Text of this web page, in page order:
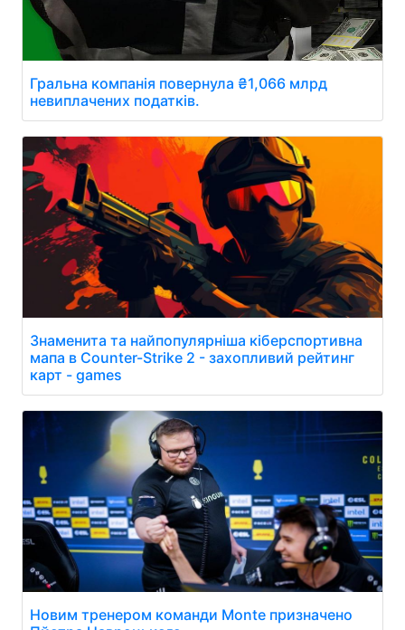
Гральна компанія повернула ₴1,066 млрд
невиплачених податків.
Знаменита та найпопулярніша кіберспортивна
мапа в Counter-Strike 2 - захопливий рейтинг
карт - games
Новим тренером команди Monte призначено